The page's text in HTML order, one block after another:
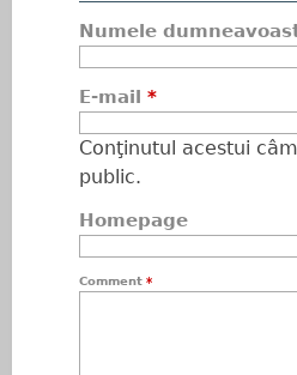
Numele
E-mail *
Conţinutul acestui
public.
Homepage
Comment *